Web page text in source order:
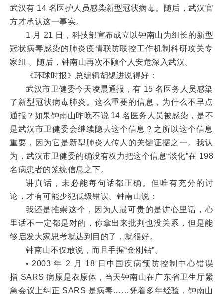
武汉有 14 名医护人员感染新型冠状病毒。随后，武汉官
方才承认这一事实。
1 月 21 日，科技部宣布成立以钟南山为组长的新型
冠状病毒感染的肺炎疫情联防联控工作机制科研攻关专
家组 。随后，钟南山再次不顾个人安危深入武汉。
《环球时报》总编辑胡锡进说得好：
武汉市卫健委今天凌晨通报，有 15 名医务人员感染
了新型冠状病毒肺炎。这么重要的信息，为什么不早点
通报？如果钟南山昨晚不说 14 名医务人员被感染，是不
是武汉市卫健委会继续隐去这个信息？之所以这个信息
重要，因为它是新型肺炎人传人的关键证据之一。我认
为，武汉市卫健委的确没有权力把这个信息“淡化”在 198
名病患者的笼统信息之下。
讲真话，未必能每句话都正确。但唯有充分的讨
论，才有可能少犯低级错误。钟南山说：
我还是推崇这个，因为人最可贵的是讲心里话，心
里话不一定都是对的，你拿出来批判也没关系，但是能
够启发大家思考就达到目的了，就很好。
钟南山不仅敢说，而且手握“金刚钻”。
• 2003 年 2 月 18 日中国疾病预防控制中心错误
指 SARS 病原是衣原体，当天钟南山在广东省卫生厅紧
急会议上纠正 SARS 是病毒……凭着多年经验，钟南山